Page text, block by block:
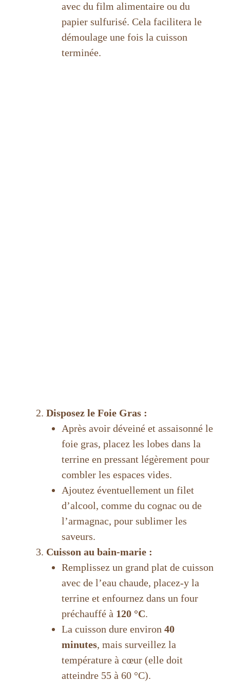
avec du film alimentaire ou du
papier sulfurisé. Cela facilitera le
démoulage une fois la cuisson
terminée.
Disposez le Foie Gras :
Après avoir déveiné et assaisonné le
foie gras, placez les lobes dans la
terrine en pressant légèrement pour
combler les espaces vides.
Ajoutez éventuellement un filet
d’alcool, comme du cognac ou de
l’armagnac, pour sublimer les
saveurs.
Cuisson au bain-marie :
Remplissez un grand plat de cuisson
avec de l’eau chaude, placez-y la
terrine et enfournez dans un four
préchauffé à 120 °C.
La cuisson dure environ 40
minutes, mais surveillez la
température à cœur (elle doit
atteindre 55 à 60 °C).